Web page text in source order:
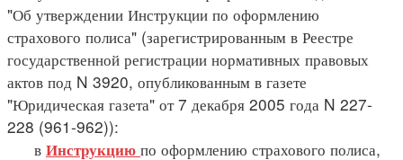
"Об утверждении Инструкции по оформлению
страхового полиса" (зарегистрированным в Реестре
государственной регистрации нормативных правовых
актов под N 3920, опубликованным в газете
"Юридическая газета" от 7 декабря 2005 года N 227-
228 (961-962)):
в Инструкцию по оформлению страхового полиса,